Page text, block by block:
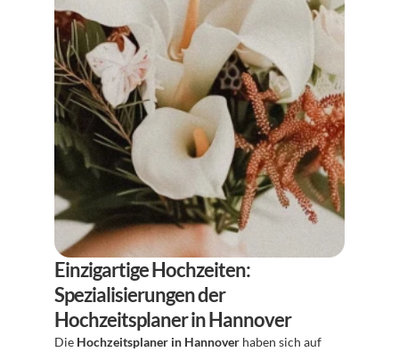
Einzigartige Hochzeiten:
Spezialisierungen der
Hochzeitsplaner in Hannover
Die Hochzeitsplaner in Hannover haben sich auf